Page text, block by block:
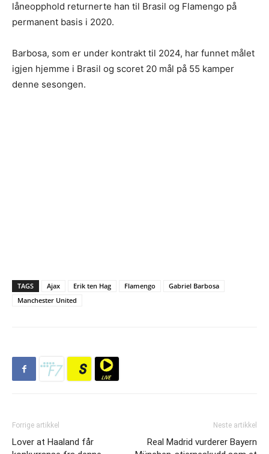
låneopphold returnerte han til Brasil og Flamengo på
permanent basis i 2020.
Barbosa, som er under kontrakt til 2024, har funnet målet
igjen hjemme i Brasil og scoret 20 mål på 55 kamper
denne sesongen.
TAGS Ajax Erik ten Hag Flamengo
Gabriel Barbosa
Manchester United
Forrige artikkel
Lover at Haaland får
Neste artikkel
Real Madrid vurderer Bayern